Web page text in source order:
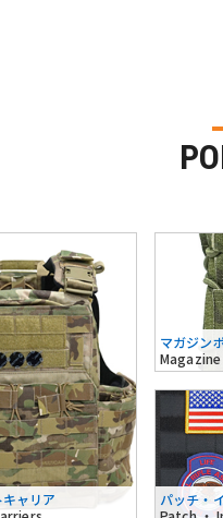
ャリア
マガジン
パッチ・